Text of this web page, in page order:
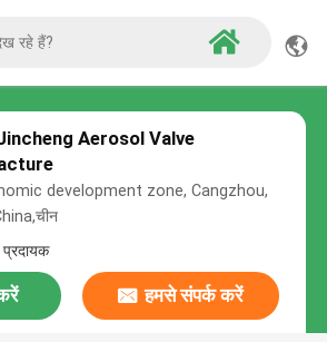
Aerosol Valve
development zone, Cangzhou,
प्रदायक
हमसे संपर्क करें